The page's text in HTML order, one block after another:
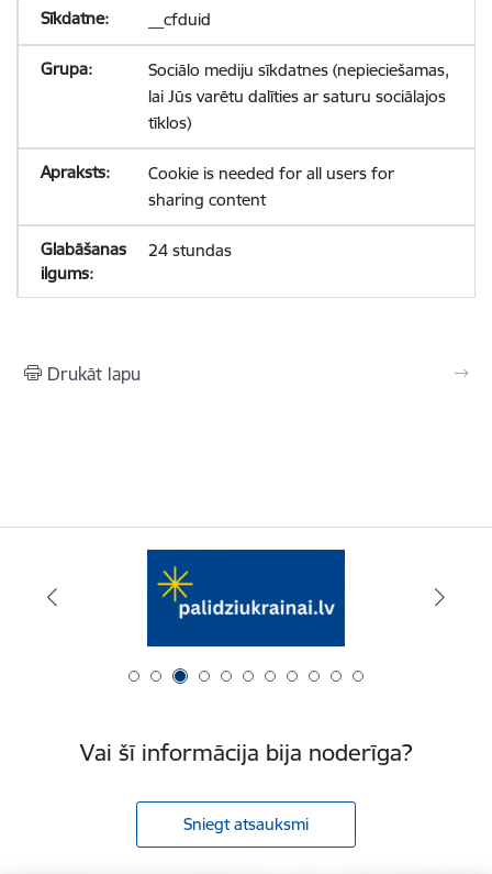
__cfduid
Sociālo mediju sīkdatnes (nepieciešamas,
lai Jūs varētu dalīties ar saturu sociālajos
tīklos)
Cookie is needed for all users for
sharing content
24 stundas
Drukāt lapu
Vai šī informācija bija noderīga?
Sniegt atsauksmi